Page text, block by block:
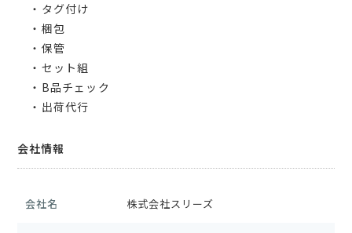
・タグ付け
・梱包
・保管
・セット組
・B品チェック
・出荷代行
会社情報
会社名 株式会社スリーズ